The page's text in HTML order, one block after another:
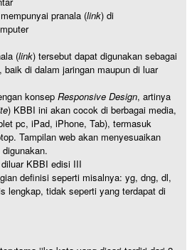
pranala (link) di
(link) tersebut dapat digunakan sebagai
baik di dalam jaringan maupun di luar
konsep Responsive Design, artinya
) KBBI ini akan cocok di berbagai media,
pc, iPad, iPhone, Tab), termasuk
Tampilan web akan menyesuaikan
KBBI edisi III
definisi seperti misalnya: yg, dng, dl,
lengkap, tidak seperti yang terdapat di